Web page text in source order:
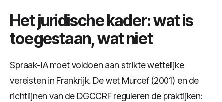
Het juridische kader: wat is
toegestaan, wat niet
Spraak-IA moet voldoen aan strikte wettelijke
vereisten in Frankrijk. De wet Murcef (2001) en de
richtlijnen van de DGCCRF reguleren de praktijken: